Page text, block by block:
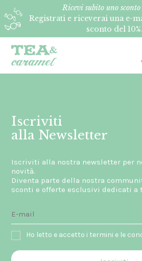
Ricevi subito uno sconto
Registrati e riceverai una e-
sconto del 10%.
Iscriviti
alla Newsletter
Iscriviti alla nostra newsletter per
novità.
Diventa parte della nostra
sconti e offerte esclusivi dedicati a
Ho letto e accetto i termini e le